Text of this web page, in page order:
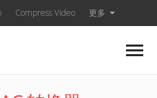
Compress Video 更多